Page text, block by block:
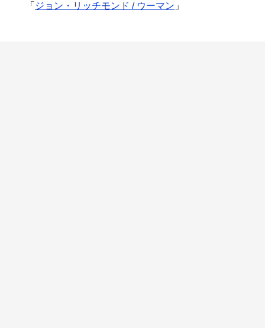
「 ジョン・リッチモンド / ウーマン 」